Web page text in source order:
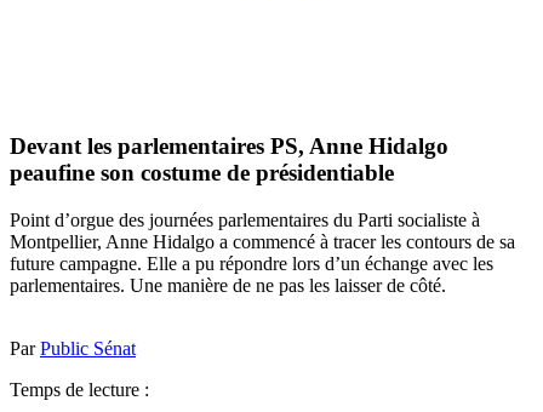
Devant les parlementaires PS, Anne Hidalgo
peaufine son costume de présidentiable
Point d’orgue des journées parlementaires du Parti socialiste à
Montpellier, Anne Hidalgo a commencé à tracer les contours de sa
future campagne. Elle a pu répondre lors d’un échange avec les
parlementaires. Une manière de ne pas les laisser de côté.
ParPublic Sénat
Temps de lecture :